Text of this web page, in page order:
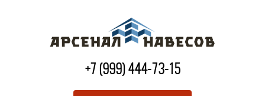
+7 (999) 444-73-15